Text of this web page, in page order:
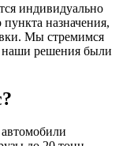
индивидуально
назначения,
Мы стремимся
наши решения были